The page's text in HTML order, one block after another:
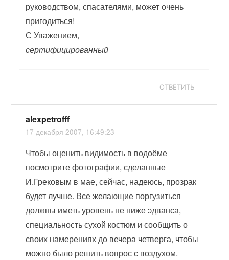
руководством, спасателями, может очень
пригодиться!
С Уважением,
сертифицированный
ОТВЕТИТЬ
alexpetrofff
17 декабря 2007, 16:49:23
Чтобы оценить видимость в водоёме
посмотрите фотографии, сделанные
И.Грековым в мае, сейчас, надеюсь, прозрак
будет лучше. Все желающие поргузиться
должны иметь уровень не ниже эдванса,
специальность сухой костюм и сообщить о
своих намерениях до вечера четверга, чтобы
можно было решить вопрос с воздухом.